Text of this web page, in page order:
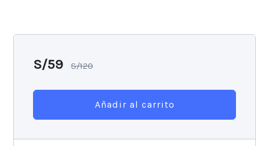
S/59 S/120
Añadir al carrito